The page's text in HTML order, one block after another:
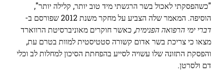
"כשהפסקתי לאכול בשר הרגשתי מיד טוב יותר, קלילה יותר",
הוסיפה. המאמר שלה הצביע על מחקר משנת 2012 שפורסם ב-
דברי ימי הרפואה הפנימית, כאשר חוקרים מאוניברסיטת הרווארד
מצאו כי צריכת בשר אדום קשורה סטטיסטית למוות בטרם עת,
והפסקת התזונה שלו עשויה לסייע בהפחתת הסיכון למחלות לב וכלי
דם ולסרטן.